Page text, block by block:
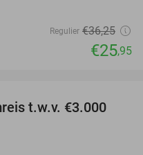
Regulier €36,25
€25,95
t.w.v. €3.000